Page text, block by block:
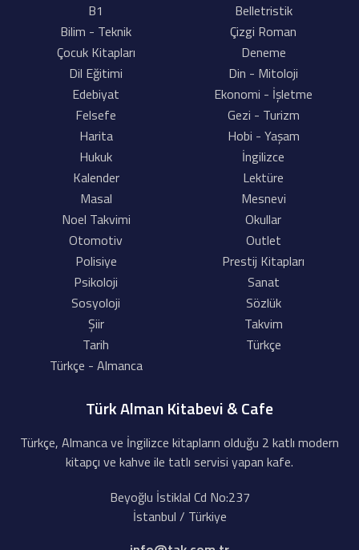
B1
Belletristik
Bilim - Teknik
Çizgi Roman
Çocuk Kitapları
Deneme
Dil Eğitimi
Din - Mitoloji
Edebiyat
Ekonomi - İşletme
Felsefe
Gezi - Turizm
Harita
Hobi - Yaşam
Hukuk
İngilizce
Kalender
Lektüre
Masal
Mesnevi
Noel Takvimi
Okullar
Otomotiv
Outlet
Polisiye
Prestij Kitapları
Psikoloji
Sanat
Sosyoloji
Sözlük
Şiir
Takvim
Tarih
Türkçe
Türkçe - Almanca
Türk Alman Kitabevi & Cafe
Türkçe, Almanca ve İngilizce kitapların olduğu 2 katlı modern
kitapçı ve kahve ile tatlı servisi yapan kafe.
Beyoğlu İstiklal Cd No:237
İstanbul / Türkiye